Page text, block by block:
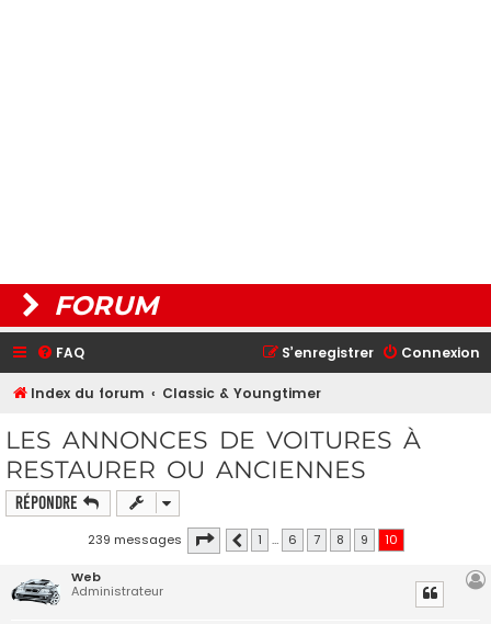
FORUM
FAQ Connexion
S’enregistrer
Index du forum Classic & Youngtimer
LES ANNONCES DE VOITURES À
RESTAURER OU ANCIENNES
Répondre
239 messages Page 10 sur10
Précédente
1 … 6 7 8 9 10
Web
Administrateur